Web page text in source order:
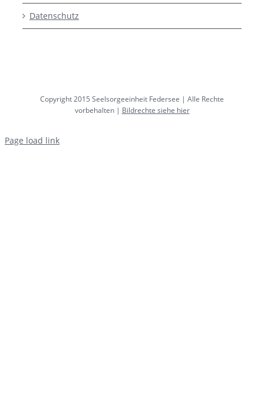
Datenschutz
Copyright 2015 Seelsorgeeinheit Federsee | Alle Rechte
vorbehalten | Bildrechte siehe hier
Page load link